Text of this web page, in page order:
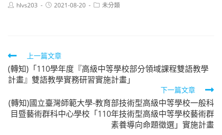
Posthlvs203
Post2021-08-20
Post未分類
Read
more
articles
上一篇文章
(轉知)「110學年度『高級中等學校部分領域課程雙語教學
計畫』雙語教學實務研習實施計畫」
下一篇文章
(轉知)國立臺灣師範大學-教育部技術型高級中等學校一般科
目暨藝術群科中心學校「110年技術型高級中等學校藝術群
素養導向命題徵選」實施計畫